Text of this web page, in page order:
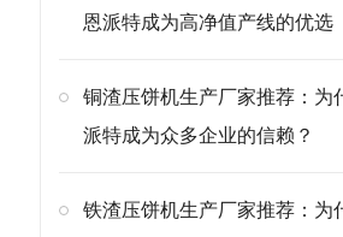
恩派特成为高净值产线的优选
铜渣压饼机生产厂家推荐：为
派特成为众多企业的信赖？
铁渣压饼机生产厂家推荐：为